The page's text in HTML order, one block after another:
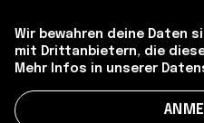
Wir bewahren deine Daten
mit Drittanbietern, die
Mehr Infos in unserer